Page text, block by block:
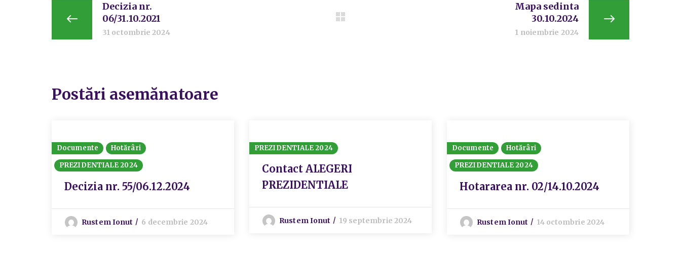
Decizia nr.
06/31.10.2021
31 octombrie 2024
Mapa sedinta
30.10.2024
1 noiembrie 2024
Postări asemănatoare
Documente
Hotărâri
PREZIDENTIALE 2024
Decizia nr. 55/06.12.2024
Rustem Ionut 6 decembrie 2024
PREZIDENTIALE 2024
Contact ALEGERI
PREZIDENTIALE
Rustem Ionut 19 septembrie 2024
Documente
Hotărâri
PREZIDENTIALE 2024
Hotararea nr. 02/14.10.2024
Rustem Ionut 14 octombrie 2024